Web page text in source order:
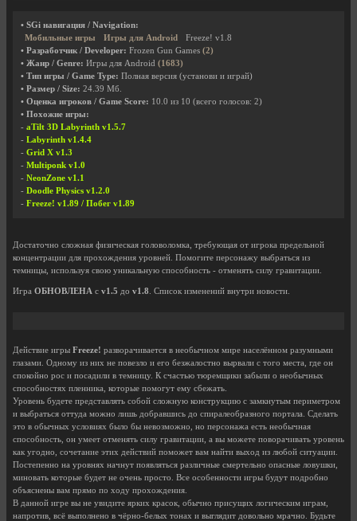
• SGi навигация / Navigation:
Мобильные игры
Игры для Android
Freeze! v1.8
• Разработчик / Developer: Frozen Gun Games (2)
• Жанр / Genre: Игры для Android (1683)
• Тип игры / Game Type: Полная версия (установи и играй)
• Размер / Size: 24.39 Мб.
• Оценка игроков / Game Score: 10.0 из 10 (всего голосов: 2)
• Похожие игры:
- aTilt 3D Labyrinth v1.5.7
- Labyrinth v1.4.4
- Grid X v1.3
- Multiponk v1.0
- NeonZone v1.1
- Doodle Physics v1.2.0
- Freeze! v1.89 / Побег v1.89
Достаточно сложная физическая головоломка, требующая от игрока предельной
концентрации для прохождения уровней. Помогите персонажу выбраться из
темницы, используя свою уникальную способность - отменять силу гравитации.
Игра ОБНОВЛЕНА с v1.5 до v1.8 . Список изменений внутри новости.
Действие игры Freeze! разворачивается в необычном мире населённом разумными
глазами. Одному из них не повезло и его безжалостно вырвали с того места, где он
спокойно рос и посадили в темницу. К счастью тюремщики забыли о необычных
способностях пленника, которые помогут ему сбежать.
Уровень будете представлять собой сложную конструкцию с замкнутым периметром
и выбраться оттуда можно лишь добравшись до спиралеобразного портала. Сделать
это в обычных условиях было бы невозможно, но персонажа есть необычная
способность, он умеет отменять силу гравитации, а вы можете поворачивать уровень
как угодно, сочетание этих действий поможет вам найти выход из любой ситуации.
Постепенно на уровнях начнут появляться различные смертельно опасные ловушки,
миновать которые будет не очень просто. Все особенности игры будут подробно
объяснены вам прямо по ходу прохождения.
В данной игре вы не увидите ярких красок, обычно присущих логическим играм,
напротив, всё выполнено в чёрно-белых тонах и выглядит довольно мрачно. Будьте